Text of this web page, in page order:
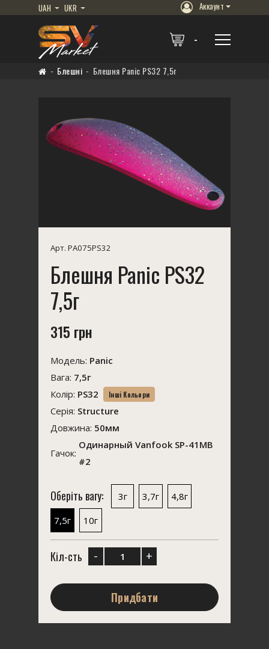
UAH UKR Аккаунт
Блешні Блешня Panic PS32 7,5г
Арт. PA075PS32
Блешня Panic PS32
7,5г
315 грн
Модель: Panic
Вага: 7,5г
Колір: PS32 Інші Кольори
Серія: Structure
Довжина: 50мм
Гачок:
Одинарный Vanfook SP-41MB
#2
Оберіть вагу: 3г 3,7г
4,8г
7,5г
10г
Кіл-сть - +
Придбати